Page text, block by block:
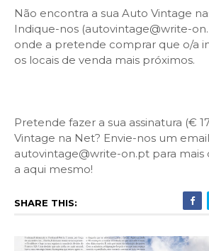
Não encontra a sua Auto Vintage
Indique-nos (autovintage@write-
onde a pretende comprar que o/a
os locais de venda mais próximos.
Pretende fazer a sua assinatura (€
Vintage na Net? Envie-nos um
autovintage@write-on.pt para mais
a aqui mesmo!
SHARE THIS: